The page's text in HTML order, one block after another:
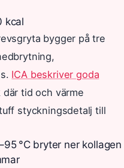
kcal
bygger på tre
ICA beskriver goda
tid och värme
styckningsdetalj till
°C bryter ner kollagen